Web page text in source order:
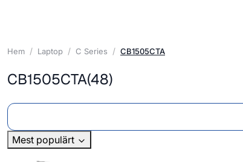
Hem Laptop C Series CB1505CTA
CB1505CTA(48)
Mest populärt